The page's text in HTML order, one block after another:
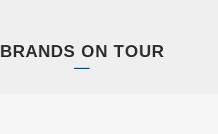
BRANDS ON TOUR